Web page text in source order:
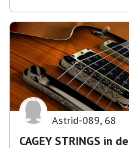
Astrid-089, 68
CAGEY STRINGS in